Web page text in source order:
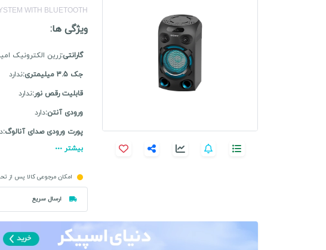
WITH BLUETOOTH
ویژگی ها:
گارانتی:زرین الکترونیک
جک 3.5 میلیمتری:
ندارد
قابلیت رقص نور:ندارد
ورودی آنتن:دارد
پورت ورودی صدای آنالوگ:
بیشتر
امکان مرجوعی کالا پس از
ارسال سریع